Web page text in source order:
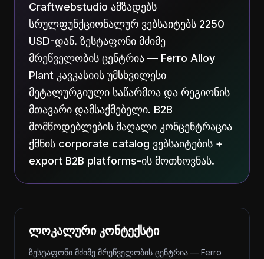
Craftwebstudio ამზადებს
სრულფუნქციონალურ ვებსაიტებს 2250
USD-დან. ზესტაფონი მძიმე
მრეწველობის ცენტრია — Ferro Alloy
Plant კავკასიის უმსხვილესი
მეტალურგიული საწარმოა და რეგიონის
მთავარი დამსაქმებელი. B2B
მომწოდებლების მაღალი კონცენტრაცია
ქმნის corporate catalog ვებსაიტების +
export B2B platforms-ის მოთხოვნას.
ლოკალური კონტექსტი
ზესტაფონი მძიმე მრეწველობის ცენტრია — Ferro